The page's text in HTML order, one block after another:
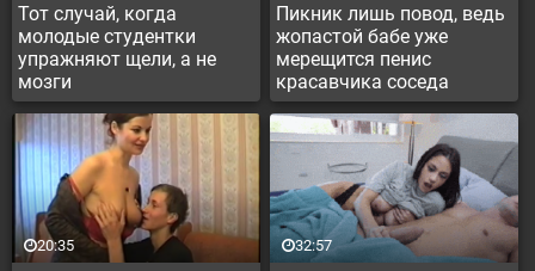
Тот случай, когда
молодые студентки
упражняют щели, а не
мозги
Пикник лишь повод, ведь
жопастой бабе уже
мерещится пенис
красавчика соседа
20:35 32:57